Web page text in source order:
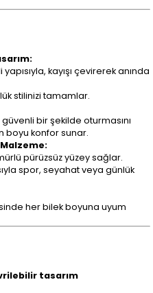
kayışı çevirerek anında
stilinizi tamamlar.
bir şekilde oturmasını
boyu konfor sunar.
Malzeme:
pürüzsüz yüzey sağlar.
spor, seyahat veya günlük
her bilek boyuna uyum
tasarım